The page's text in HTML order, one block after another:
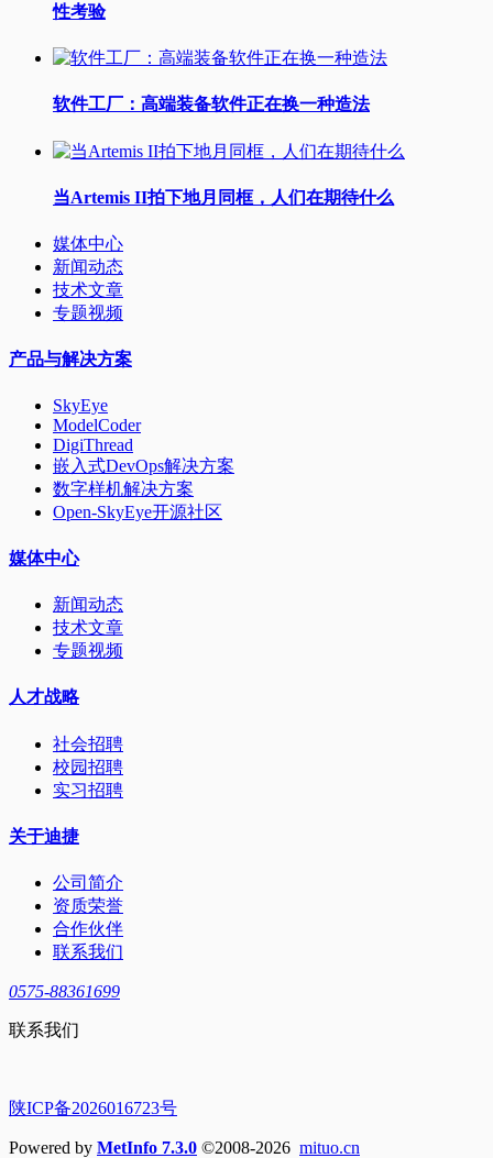
性考验
软件工厂：高端装备软件正在换一种造法
当Artemis II拍下地月同框，人们在期待什么
媒体中心
新闻动态
技术文章
专题视频
产品与解决方案
SkyEye
ModelCoder
DigiThread
嵌入式DevOps解决方案
数字样机解决方案
Open-SkyEye开源社区
媒体中心
新闻动态
技术文章
专题视频
人才战略
社会招聘
校园招聘
实习招聘
关于迪捷
公司简介
资质荣誉
合作伙伴
联系我们
0575-88361699
联系我们
陕ICP备2026016723号
Powered by MetInfo 7.3.0 ©2008-2026 mituo.cn